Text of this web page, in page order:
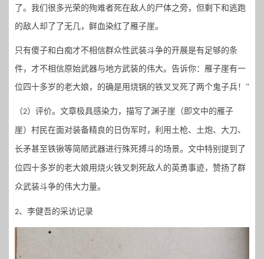
了。我们很多光荣的殉难者死在敌人的尸体之旁，但剩下和逃跑
的敌人却了了无几，鲜血染红了雁子崖。
只有傻子和白痴才不相信群众性武装斗争的开展是有足够的条
件，才不相信原始武器与地方武装的伟大。告诉你：雁子崖有一
位四十多岁的老大娘，的确是用烧锅的铁叉叉死了两个鬼子兵！ ”
（2）评价。 文章极具感染力 ， 描写了渊子崖 （ 即文中的雁子
崖） 村民在面对装备精良的日伪军时， 利用土枪、土炮、大刀、
长矛甚至铁锹等简陋武器进行殊死搏斗的场景。文中特别提到了
位四十多岁的老大娘用烧火铁叉刺死敌人的英勇事迹， 赞扬了群
众武装斗争的伟大力量。
2、李健吾的采访记录